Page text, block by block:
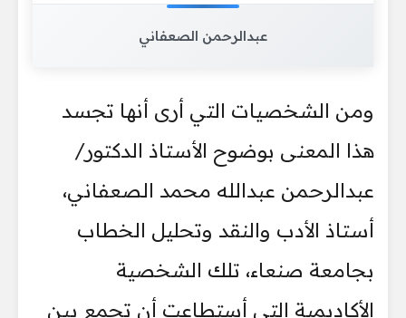
عبدالرحمن الصعفاني
ومن الشخصيات التي أرى أنها تجسد
هذا المعنى بوضوح الأستاذ الدكتور/
عبدالرحمن عبدالله محمد الصعفاني،
أستاذ الأدب والنقد وتحليل الخطاب
بجامعة صنعاء، تلك الشخصية
الأكاديمية التي أستطاعت أن تجمع بين